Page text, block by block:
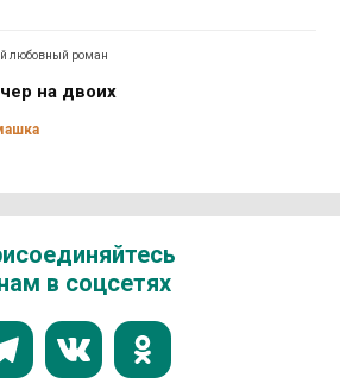
любовный роман
на двоих
в соцсетях